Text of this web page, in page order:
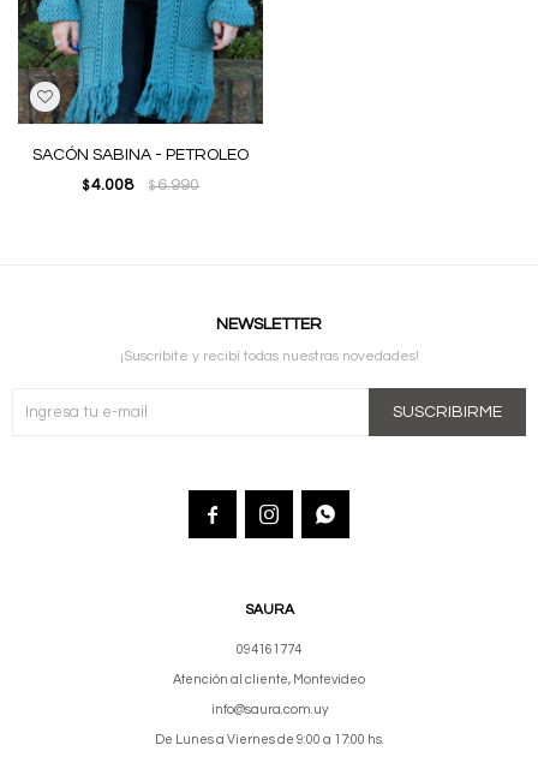
SACÓN SABINA - PETROLEO
$ 4.008 $6.990
SAURA
094161774
Atención al cliente, Montevideo
info@saura.com.uy
De Lunes a Viernes de 9:00 a 17:00 hs.
NEWSLETTER
¡Suscribite y recibí todas nuestras novedades!
SUSCRIBIRME
  